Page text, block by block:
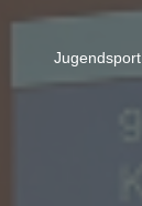
Jugendsport